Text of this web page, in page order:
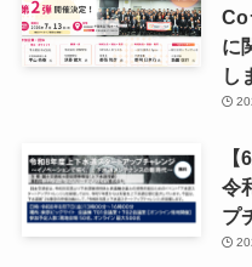
Co
に
し
令
プ